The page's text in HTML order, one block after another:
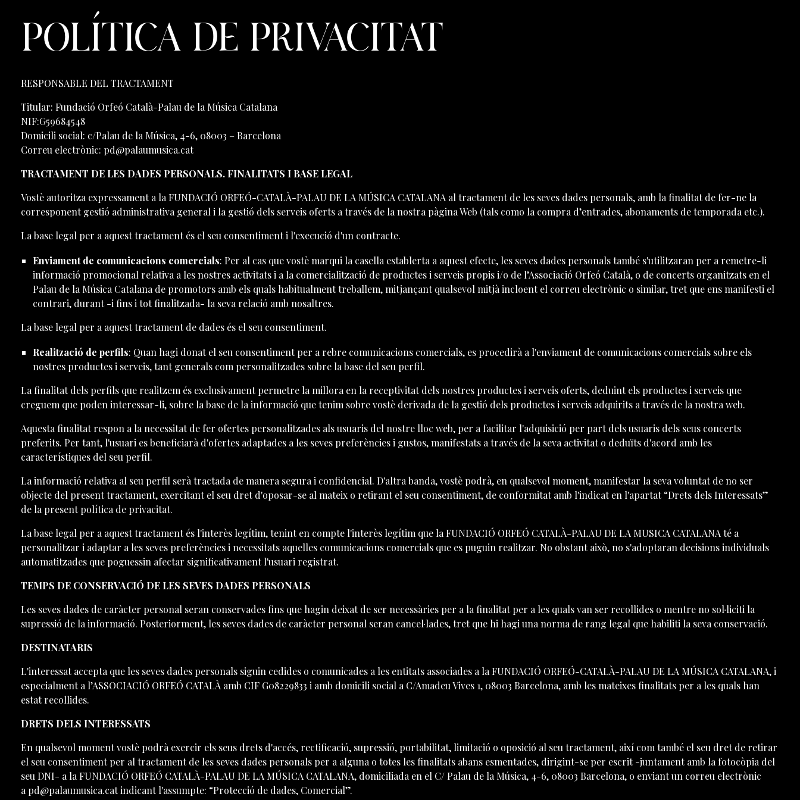
POLÍTICA DE PRIVACITAT
RESPONSABLE DEL TRACTAMENT
Titular: Fundació Orfeó Català-Palau de la Música Catalana
NIF:G59684548
Domicili social: c/Palau de la Música, 4-6, 08003 – Barcelona
Correu electrònic: pd@palaumusica.cat
TRACTAMENT DE LES DADES PERSONALS. FINALITATS I BASE LEGAL
Vostè autoritza expressament a la FUNDACIÓ ORFEÓ-CATALÀ-PALAU DE LA MÚSICA CATALANA al tractament de les seves dades personals, amb la finalitat de fer-ne la
corresponent gestió administrativa general i la gestió dels serveis oferts a través de la nostra pàgina Web (tals como la compra d’entrades, abonaments de temporada etc.).
La base legal per a aquest tractament és el seu consentiment i l'execució d'un contracte.
Enviament de comunicacions comercials: Per al cas que vostè marqui la casella establerta a aquest efecte, les seves dades personals també s'utilitzaran per a remetre-li
informació promocional relativa a les nostres activitats i a la comercialització de productes i serveis propis i/o de l’Associació Orfeó Català, o de concerts organitzats en el
Palau de la Música Catalana de promotors amb els quals habitualment treballem, mitjançant qualsevol mitjà incloent el correu electrònic o similar, tret que ens manifesti el
contrari, durant -i fins i tot finalitzada- la seva relació amb nosaltres.
La base legal per a aquest tractament de dades és el seu consentiment.
Realització de perfils: Quan hagi donat el seu consentiment per a rebre comunicacions comercials, es procedirà a l'enviament de comunicacions comercials sobre els
nostres productes i serveis, tant generals com personalitzades sobre la base del seu perfil.
La finalitat dels perfils que realitzem és exclusivament permetre la millora en la receptivitat dels nostres productes i serveis oferts, deduint els productes i serveis que
creguem que poden interessar-li, sobre la base de la informació que tenim sobre vostè derivada de la gestió dels productes i serveis adquirits a través de la nostra web.
Aquesta finalitat respon a la necessitat de fer ofertes personalitzades als usuaris del nostre lloc web, per a facilitar l'adquisició per part dels usuaris dels seus concerts
preferits. Per tant, l'usuari es beneficiarà d'ofertes adaptades a les seves preferències i gustos, manifestats a través de la seva activitat o deduïts d'acord amb les
característiques del seu perfil.
La informació relativa al seu perfil serà tractada de manera segura i confidencial. D'altra banda, vostè podrà, en qualsevol moment, manifestar la seva voluntat de no ser
objecte del present tractament, exercitant el seu dret d'oposar-se al mateix o retirant el seu consentiment, de conformitat amb l'indicat en l'apartat “Drets dels Interessats”
de la present política de privacitat.
La base legal per a aquest tractament és l'interès legítim, tenint en compte l'interès legítim que la FUNDACIÓ ORFEÓ CATALÀ-PALAU DE LA MUSICA CATALANA té a
personalitzar i adaptar a les seves preferències i necessitats aquelles comunicacions comercials que es puguin realitzar. No obstant això, no s'adoptaran decisions individuals
automatitzades que poguessin afectar significativament l'usuari registrat.
TEMPS DE CONSERVACIÓ DE LES SEVES DADES PERSONALS
Les seves dades de caràcter personal seran conservades fins que hagin deixat de ser necessàries per a la finalitat per a les quals van ser recollides o mentre no sol·liciti la
supressió de la informació. Posteriorment, les seves dades de caràcter personal seran cancel·lades, tret que hi hagi una norma de rang legal que habiliti la seva conservació.
DESTINATARIS
L'interessat accepta que les seves dades personals siguin cedides o comunicades a les entitats associades a la FUNDACIÓ ORFEÓ-CATALÀ-PALAU DE LA MÚSICA CATALANA, i
especialment a l’ASSOCIACIÓ ORFEÓ CATALÀ amb CIF G08229833 i amb domicili social a C/Amadeu Vives 1, 08003 Barcelona, amb les mateixes finalitats per a les quals han
estat recollides.
DRETS DELS INTERESSATS
En qualsevol moment vostè podrà exercir els seus drets d'accés, rectificació, supressió, portabilitat, limitació o oposició al seu tractament, així com també el seu dret de retirar
el seu consentiment per al tractament de les seves dades personals per a alguna o totes les finalitats abans esmentades, dirigint-se per escrit -juntament amb la fotocòpia del
seu DNI- a la FUNDACIÓ ORFEÓ CATALÀ-PALAU DE LA MÚSICA CATALANA, domiciliada en el C/ Palau de la Música, 4-6, 08003 Barcelona, o enviant un correu electrònic
a pd@palaumusica.cat indicant l'assumpte: “Protecció de dades, Comercial”.